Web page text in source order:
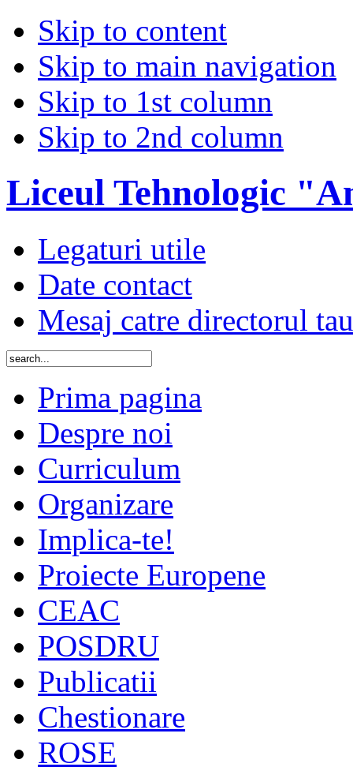
Skip to content
Skip to main navigation
Skip to 1st column
Skip to 2nd column
Liceul Tehnologic
Legaturi utile
Date contact
Mesaj catre directorul tau
Prima pagina
Despre noi
Curriculum
Organizare
Implica-te!
Proiecte Europene
CEAC
POSDRU
Publicatii
Chestionare
ROSE